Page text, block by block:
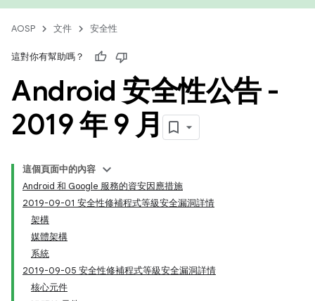
AOSP 文件 安全性
這對你有幫助嗎？
Android 安全性公告 -
2019 年 9 月
這個頁面中的內容
Android 和 Google 服務的資安因應措施
2019-09-01 安全性修補程式等級安全漏洞詳情
架構
媒體架構
系統
2019-09-05 安全性修補程式等級安全漏洞詳情
核心元件